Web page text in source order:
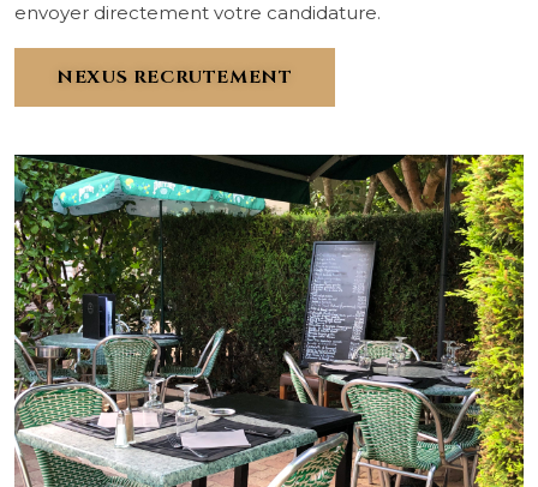
envoyer directement votre candidature.
NEXUS RECRUTEMENT